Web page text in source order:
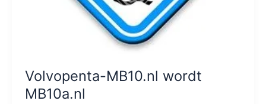
Volvopenta-MB10.nl wordt
MB10a.nl